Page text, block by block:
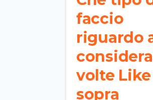
faccio
riguardo
volte Like
sopra